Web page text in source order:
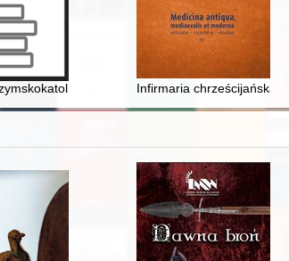
parafii św. Jana Chrzciciela w
Infirmaria chrześcijańska"